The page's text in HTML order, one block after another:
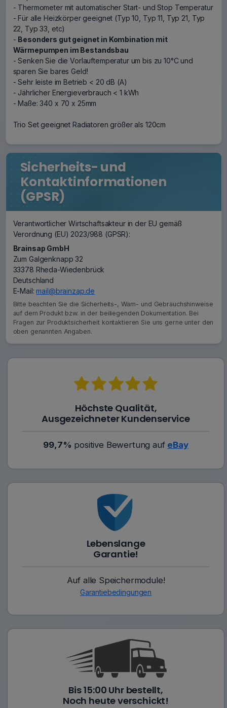
- Thermometer mit automatischer Start- und Stop Temperatur
- Für alle Heizkörper geeignet (Typ 10, Typ 11, Typ 21, Typ
22, Typ 33, etc)
- Besonders gut geignet in Kombination mit
Wärmepumpen im Bestandsbau
- Senken Sie die Vorlauftemperatur um bis zu 10°C und
sparen Sie bares Geld!
- Sehr leiste im Betrieb < 20 dB (A)
- Jährlicher Energieverbrauch < 1 kWh
- Maße: 340 x 70 x 25mm
Trio Set geeignet Radiatoren größer als 120cm
Sicherheits- und
Kontaktinformationen
(GPSR)
Verantwortlicher Wirtschaftsakteur in der EU gemäß
Verordnung (EU) 2023/988 (GPSR):
Brainsap GmbH
Zum Galgenknapp 32
33378 Rheda-Wiedenbrück
Deutschland
E-Mail:mail@brainzap.de
Bitte beachten Sie die Sicherheits-, Warn- und Gebrauchshinweise
auf dem Produkt bzw. in der beiliegenden Dokumentation. Bei
Fragen zur Produktsicherheit kontaktieren Sie uns gerne unter den
oben genannten Angaben.
Höchste Qualität,
Ausgezeichneter Kundenservice
99,7% positive Bewertung auf eBay
Lebenslange
Garantie!
Auf alle Speichermodule!
Garantiebedingungen
Bis 15:00 Uhr bestellt,
Noch heute verschickt!